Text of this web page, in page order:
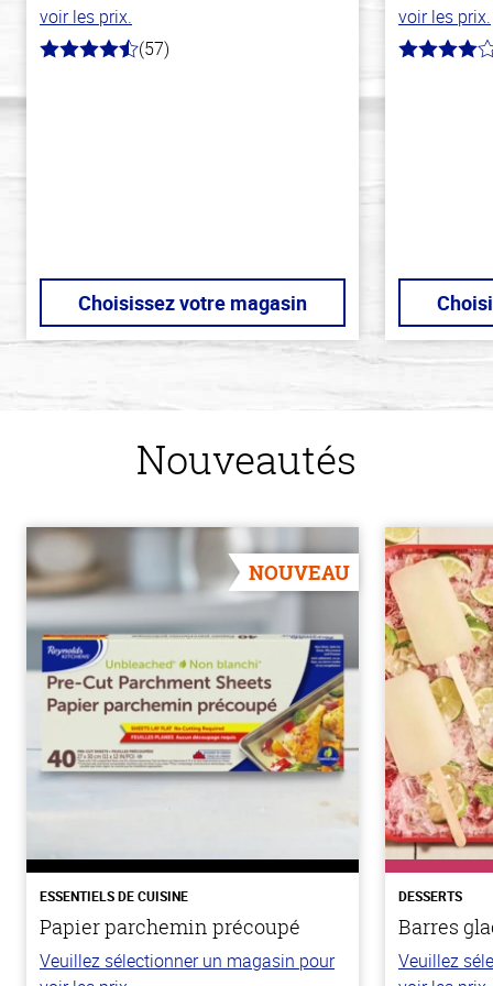
voir les prix.
4.2
(57)
Choisissez votre magasin
voir les prix.
4.0
Nouveautés
NOUVEAU
ESSENTIELS DE CUISINE
Papier parchemin précoupé
Veuillez sélectionner un magasin pour
DESSERTS
Barres
Veuillez